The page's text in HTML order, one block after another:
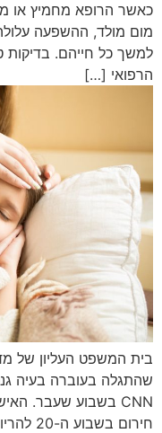
כאשר הרופא מחמיץ או
מום מולד, ההשפעה עלולה
למשך כל חייהם.
הרפואי […]
בית המשפט העליון של
שהתגלה בעוברה בעיה
חירום